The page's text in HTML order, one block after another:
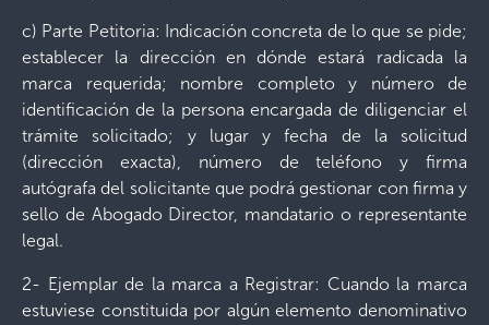
c) Parte Petitoria: Indicación concreta de lo que se pide;
establecer la dirección en dónde estará radicada la
marca requerida; nombre completo y número de
identificación de la persona encargada de diligenciar el
trámite solicitado; y lugar y fecha de la solicitud
(dirección exacta), número de teléfono y firma
autógrafa del solicitante que podrá gestionar con firma y
sello de Abogado Director, mandatario o representante
legal.
2- Ejemplar de la marca a Registrar: Cuando la marca
estuviese constituida por algún elemento denominativo